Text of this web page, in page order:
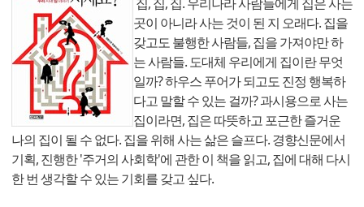
곳이 아니라 사는 것이 된 지 오래다. 집을
갖고도 불행한 사람들, 집을 가져야만 하
는 사람들. 도대체 우리에게 집이란 무엇
일까? 하우스 푸어가 되고도 진정 행복하
다고 말할 수 있는 걸까? 과시용으로 사는
집이라면, 집은 따뜻하고 포근한 즐거운
나의 집이 될 수 없다. 집을 위해 사는 삶은 슬프다. 경향신문에서
기획, 진행한 '주거의 사회학'에 관한 이 책을 읽고, 집에 대해 다시
한 번 생각할 수 있는 기회를 갖고 싶다.